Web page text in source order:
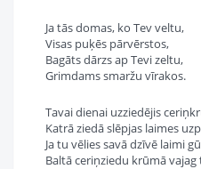
Ja tās domas, ko Tev veltu,
Visas puķēs pārvērstos,
Bagāts dārzs ap Tevi zeltu,
Grimdams smaržu vīrakos.
Tavai dienai uzziedējis
Katrā ziedā slēpjas laimes
Ja tu vēlies savā dzīvē laimi
Baltā ceriņziedu krūmā